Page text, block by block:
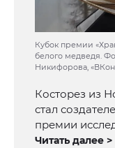
Кубок премии
белого медведя.
Никифорова,
Косторез из
стал
премии
Читать далее >